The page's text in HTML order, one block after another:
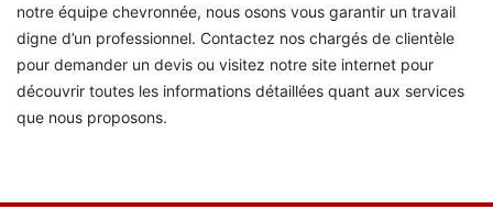
notre équipe chevronnée, nous osons vous garantir un travail
digne d’un professionnel. Contactez nos chargés de clientèle
pour demander un devis ou visitez notre site internet pour
découvrir toutes les informations détaillées quant aux services
que nous proposons.